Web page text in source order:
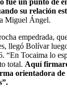
su relación
Miguel Ángel.
empedrada,
llegó Bolívar
“En Tocaima lo
total. Aquí
orientadora